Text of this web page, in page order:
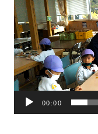
画
プ
レ
ー
ヤ
ー
00:00